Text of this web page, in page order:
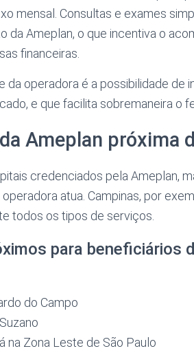
mensal. Consultas e exames
da Ameplan, o que incentiva o
financeiras.
da operadora é a possibilidade de
e que facilita sobremaneira o
Ameplan próxima
credenciados pela Ameplan,
atua. Campinas, por
todos os tipos de serviços.
para beneficiários
do Campo
na Zona Leste de São Paulo